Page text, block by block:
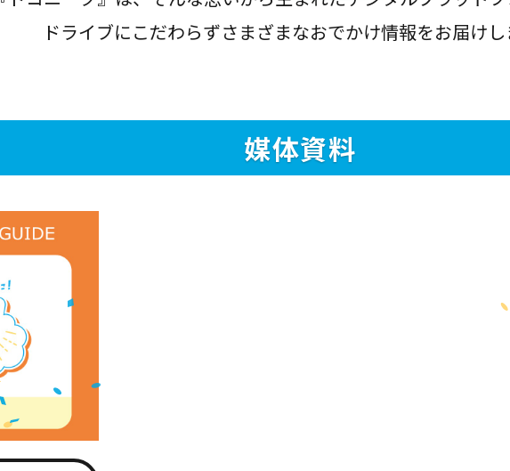
ドライブにこだわらずさまざまなおでかけ情報をお届け
媒体資料